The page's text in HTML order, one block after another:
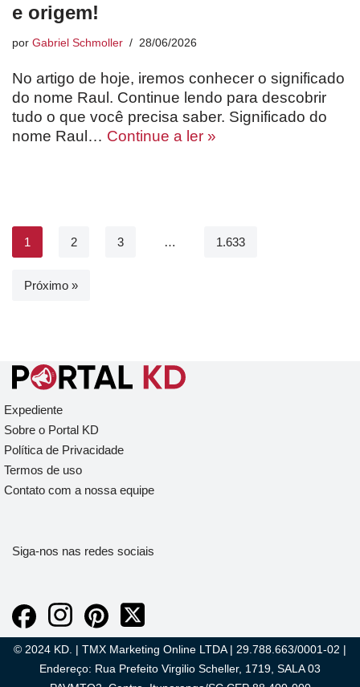
e origem!
por Gabriel Schmoller 28/06/2026
No artigo de hoje, iremos conhecer o significado
do nome Raul. Continue lendo para descobrir
tudo o que você precisa saber. Significado do
nome Raul… Continue a ler »
1 2 3 … 1.633
Próximo »
Expediente
Sobre o Portal KD
Política de Privacidade
Termos de uso
Contato com a nossa equipe
Siga-nos nas redes sociais
© 2024 KD. | TMX Marketing Online LTDA | 29.788.663/0001-02 |
Endereço: Rua Prefeito Virgilio Scheller, 1719, SALA 03